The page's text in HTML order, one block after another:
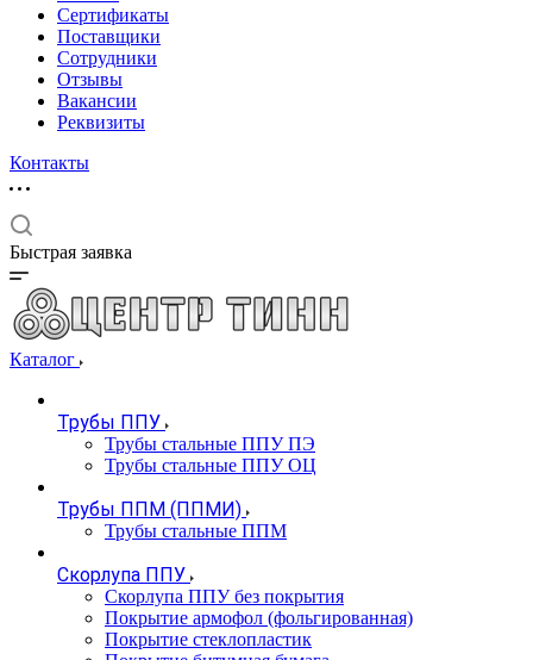
Сертификаты
Поставщики
Сотрудники
Отзывы
Вакансии
Реквизиты
Контакты
Быстрая заявка
Каталог
Трубы ППУ
Трубы стальные ППУ ПЭ
Трубы стальные ППУ ОЦ
Трубы ППМ (ППМИ)
Трубы стальные ППМ
Скорлупа ППУ
Скорлупа ППУ без покрытия
Покрытие армофол (фольгированная)
Покрытие стеклопластик